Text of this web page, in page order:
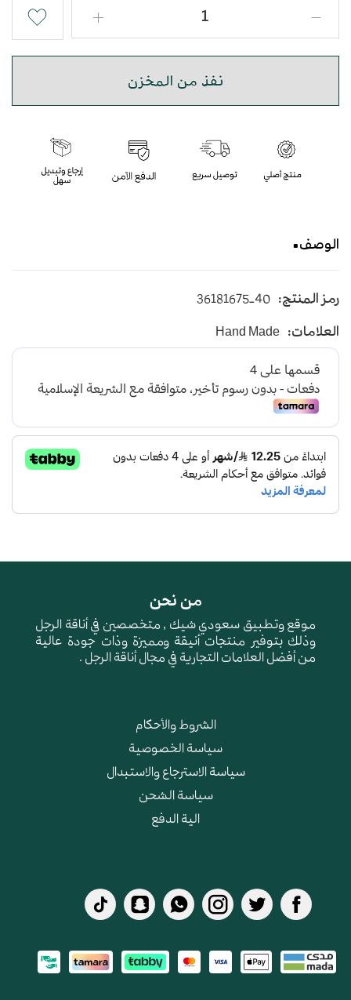
نفذ من المخزن
الوصف
يأتي بأرضية متوسطة الإرتفاع باللون الابيض
و طبقة اسفنجية عالية الجودة لتعطي شعور بالراحة
ومقاومة الإنزلاق و التآكل
رمز المنتج: 36181675-40
العلامات: Hand Made
من نحن
موقع وتطبيق سعودي شيك , متخصصين في أناقة الرجل
وذلك بتوفير منتجات أنيقة ومميزة وذات جودة عالية
من أفضل العلامات التجارية في مجال أناقة الرجل .
الشروط والأحكام
سياسة الخصوصية
سياسة الاسترجاع والاستبدال
سياسة الشحن
الية الدفع